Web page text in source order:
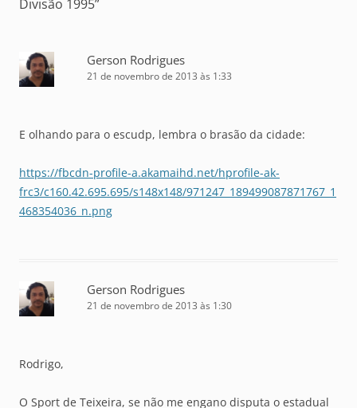
Divisão 1995”
Gerson Rodrigues
21 de novembro de 2013 às 1:33
E olhando para o escudp, lembra o brasão da cidade:
https://fbcdn-profile-a.akamaihd.net/hprofile-ak-
frc3/c160.42.695.695/s148x148/971247_189499087871767_1
468354036_n.png
Gerson Rodrigues
21 de novembro de 2013 às 1:30
Rodrigo,
O Sport de Teixeira, se não me engano disputa o estadual